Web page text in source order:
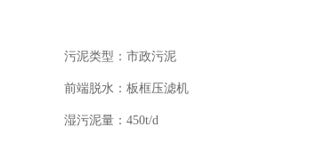
污泥类型：市政污泥
前端脱水：板框压滤机
湿污泥量：450t/d